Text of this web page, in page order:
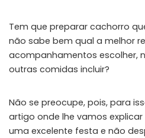
Tem que preparar cachorro
não sabe bem qual a melhor
acompanhamentos escolher,
outras comidas incluir?
Não se preocupe, pois, para
artigo onde lhe vamos
uma excelente festa e não